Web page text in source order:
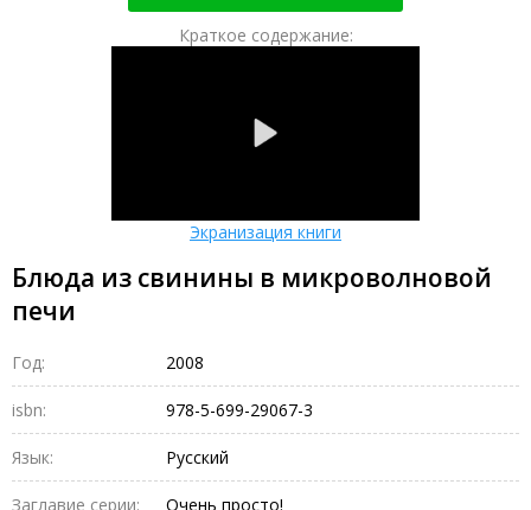
Краткое содержание:
Экранизация книги
Блюда из свинины в микроволновой
печи
Год: 2008
isbn: 978-5-699-29067-3
Язык: Русский
Заглавие серии: Очень просто!